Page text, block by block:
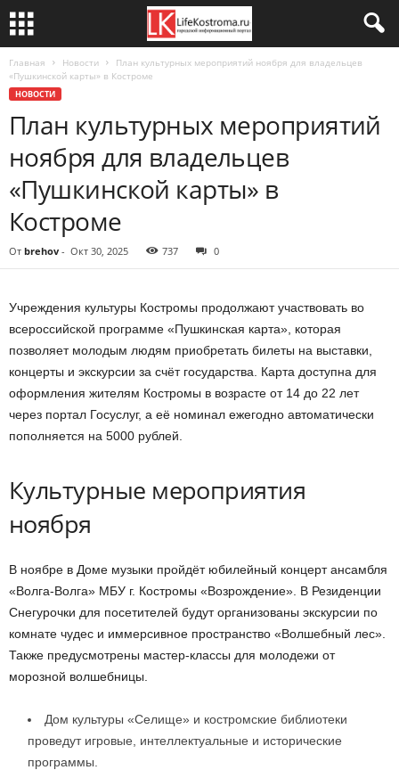
Главная Новости
План культурных мероприятий ноября для владельцев
«Пушкинской карты» в Костроме
НОВОСТИ
План культурных мероприятий
ноября для владельцев
«Пушкинской карты» в
Костроме
От brehov - Окт 30, 2025 737 0
Учреждения культуры Костромы продолжают участвовать во
всероссийской программе «Пушкинская карта», которая
позволяет молодым людям приобретать билеты на выставки,
концерты и экскурсии за счёт государства. Карта доступна для
оформления жителям Костромы в возрасте от 14 до 22 лет
через портал Госуслуг, а её номинал ежегодно автоматически
пополняется на 5000 рублей.
Культурные мероприятия
ноября
В ноябре в Доме музыки пройдёт юбилейный концерт ансамбля
«Волга-Волга» МБУ г. Костромы «Возрождение». В Резиденции
Снегурочки для посетителей будут организованы экскурсии по
комнате чудес и иммерсивное пространство «Волшебный лес».
Также предусмотрены мастер-классы для молодежи от
морозной волшебницы.
Дом культуры «Селище» и костромские библиотеки
проведут игровые, интеллектуальные и исторические
программы.